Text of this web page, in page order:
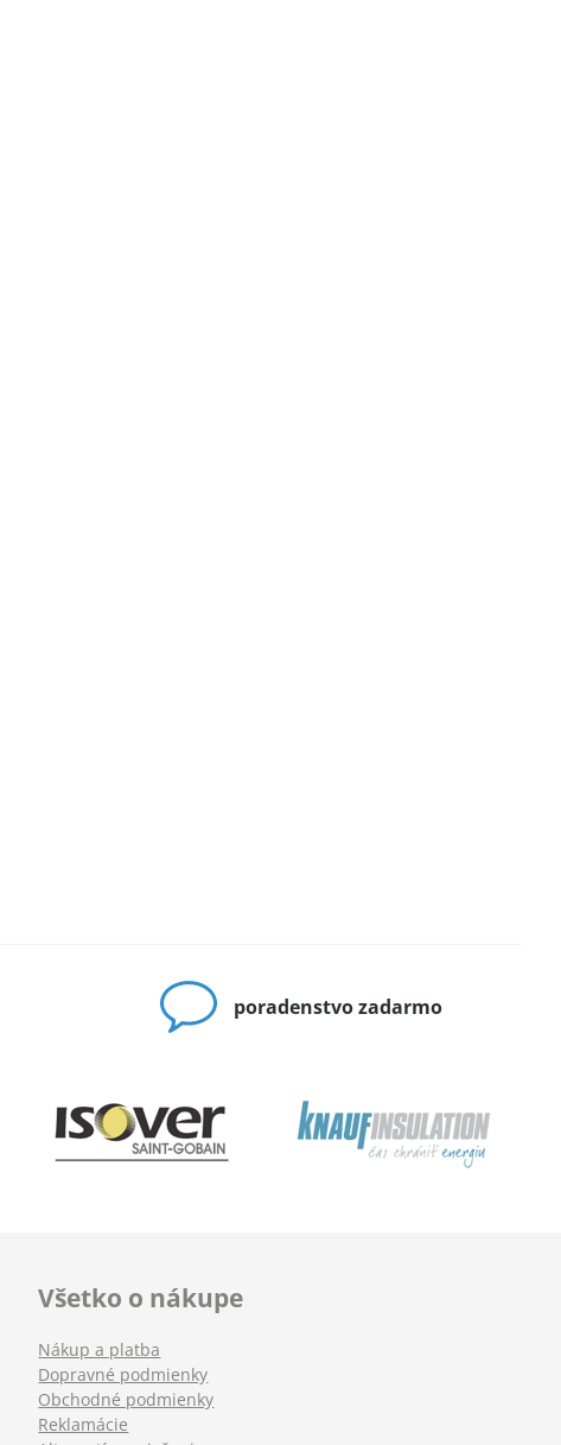
poradenstvo zadarmo
Všetko o nákupe
Nákup a platba
Dopravné podmienky
Obchodné podmienky
Reklamácie